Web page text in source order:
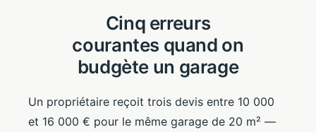
Cinq erreurs
courantes quand on
budgète un garage
Un propriétaire reçoit trois devis entre 10 000
et 16 000 € pour le même garage de 20 m² —